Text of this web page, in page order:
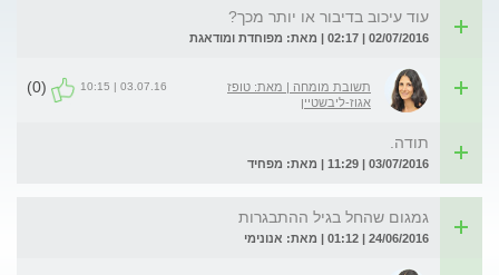
עוד עיכוב בדיבור או יותר מכך?
02/07/2016 | 02:17 | מאת: מפוחדת ומודאגת
תשובת מומחה | מאת: טופז
אגוז-ליבשטיין
03.07.16 | 10:15
(0)
תודה.
03/07/2016 | 11:29 | מאת: מפחיד
גמגום שהחל בגיל ההתבגרות
24/06/2016 | 01:12 | מאת: אנונימי